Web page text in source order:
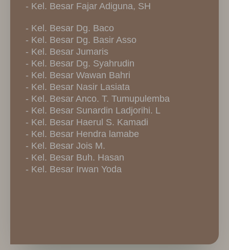
- Kel. Besar Fajar Adiguna, SH
- Kel. Besar Dg. Baco
- Kel. Besar Dg. Basir Asso
- Kel. Besar Jumaris
- Kel. Besar Dg. Syahrudin
- Kel. Besar Wawan Bahri
- Kel. Besar Nasir Lasiata
- Kel. Besar Anco. T. Tumupulemba
- Kel. Besar Sunardin Ladjorihi. L
- Kel. Besar Haerul S. Kamadi
- Kel. Besar Hendra lamabe
- Kel. Besar Jois M.
- Kel. Besar Buh. Hasan
- Kel. Besar Irwan Yoda